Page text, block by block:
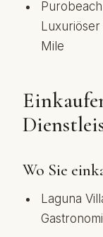
Mile
Wo Sie
Laguna